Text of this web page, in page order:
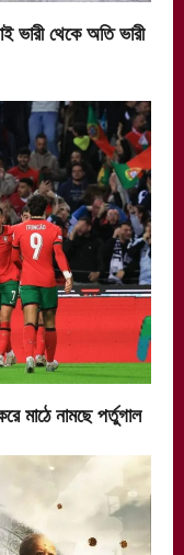
ভারী থেকে অতি ভারী
মাঠে নামছে পর্তুগাল